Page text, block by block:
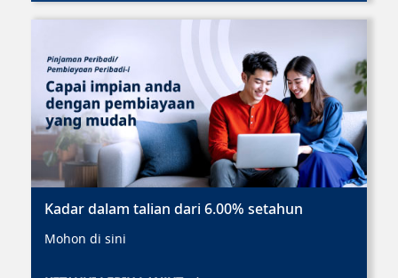
Kadar dalam talian dari 6.00% setahun
Mohon di sini